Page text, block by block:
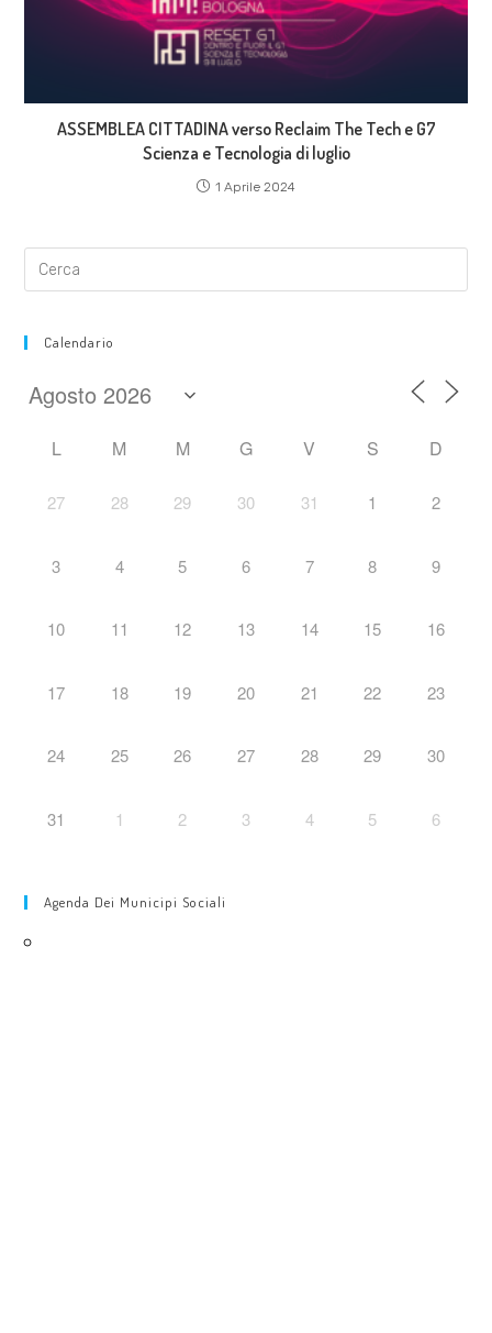
ASSEMBLEA CITTADINA verso Reclaim The Tech e G7
Scienza e Tecnologia di luglio
1 Aprile 2024
Calendario
L M M G V S D
27 28 29 30 31 1 2
3 4 5 6 7 8 9
10 11 12 13 14 15 16
17 18 19 20 21 22 23
24 25 26 27 28 29 30
31 1 2 3 4 5 6
Agenda Dei Municipi Sociali